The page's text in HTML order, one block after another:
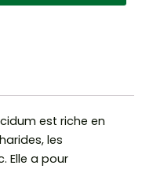
est riche en
les
Elle a pour